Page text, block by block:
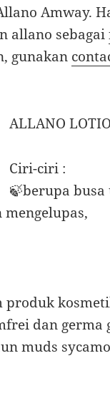
Amway.
allano sebagai
gunakan
ALLANO
Ciri-ciri :
🍃berupa
produk
dan germa
muds